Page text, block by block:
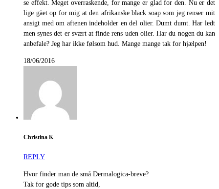
se effekt. Meget overraskende, for mange er glad for den. Nu er det
lige gået op for mig at den afrikanske black soap som jeg renser mit
ansigt med om aftenen indeholder en del olier. Dumt dumt. Har ledt
men synes det er svært at finde rens uden olier. Har du nogen du kan
anbefale? Jeg har ikke følsom hud. Mange mange tak for hjælpen!
18/06/2016
Christina K
REPLY
Hvor finder man de små Dermalogica-breve?
Tak for gode tips som altid,